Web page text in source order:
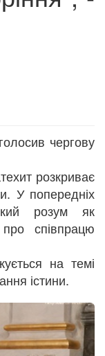
чергову
розкриває
У попередніх
розум як
співпрацю
на темі
істини.